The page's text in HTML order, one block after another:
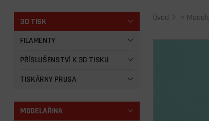
3D TISK
FILAMENTY
PŘÍSLUŠENSTVÍ K 3D TISKU
TISKÁRNY PRUSA
MODELAŘINA
Úvod >